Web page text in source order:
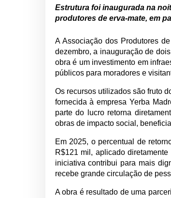
Estrutura foi inaugurada na
produtores de erva-mate, em
A Associação dos Produtores
dezembro, a inauguração de
obra é um investimento em
públicos para moradores e
Os recursos utilizados são fruto
fornecida à empresa Yerba
parte do lucro retorna
obras de impacto social,
Em 2025, o percentual de
R$121 mil, aplicado
iniciativa contribui para mais
recebe grande circulação de
A obra é resultado de uma